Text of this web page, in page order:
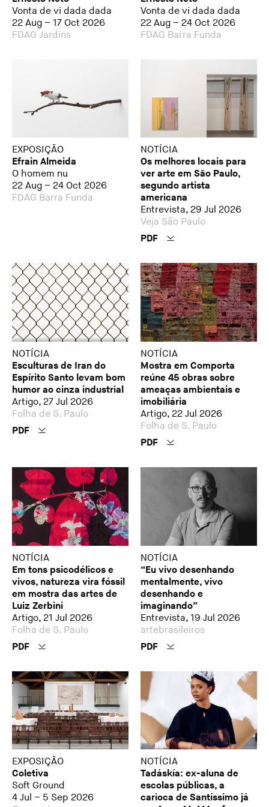
Vonta de vi dada dada
22 Aug – 17 Oct 2026
FDAG Jardins
Vonta de vi dada dada
22 Aug – 24 Oct 2026
FDAG Barra Funda
EXPOSIÇÃO
Efrain Almeida
O homem nu
22 Aug – 24 Oct 2026
FDAG Barra Funda
NOTÍCIA
Os melhores locais para
ver arte em São Paulo,
segundo artista
americana
Entrevista, 29 Jul 2026
Veja São Paulo
PDF
NOTÍCIA
Esculturas de Iran do
Espírito Santo levam bom
humor ao cinza industrial
Artigo, 27 Jul 2026
Folha de S. Paulo
PDF
NOTÍCIA
Mostra em Comporta
reúne 45 obras sobre
ameaças ambientais e
imobiliária
Artigo, 22 Jul 2026
Folha de S. Paulo
PDF
NOTÍCIA
Em tons psicodélicos e
vivos, natureza vira fóssil
em mostra das artes de
Luiz Zerbini
Artigo, 21 Jul 2026
Folha de S. Paulo
PDF
NOTÍCIA
“Eu vivo desenhando
mentalmente, vivo
desenhando e
imaginando”
Entrevista, 19 Jul 2026
artebrasileiros
PDF
EXPOSIÇÃO
Coletiva
Soft Ground
4 Jul – 5 Sep 2026
NOTÍCIA
Tadáskía: ex-aluna de
escolas públicas, a
carioca de Santíssimo já